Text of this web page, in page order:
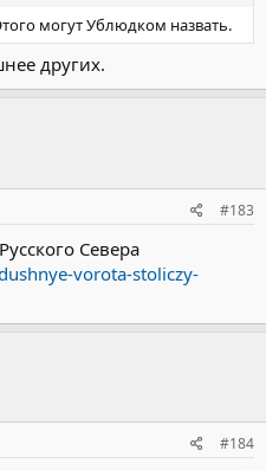
могут Ублюдком назвать.
других.
#183
Севера
vorota-stoliczy-
#184